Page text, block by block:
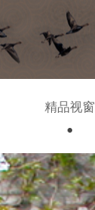
精品视窗